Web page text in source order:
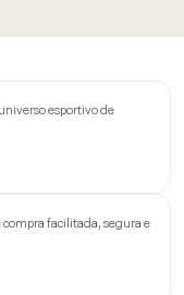
esportivo de
facilitada, segura e